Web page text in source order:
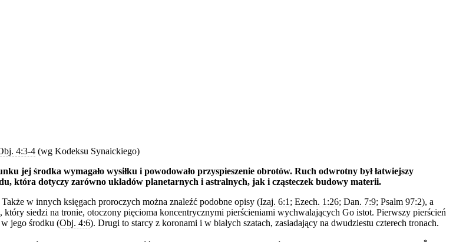
4:3‑4 (wg Kodeksu Synaickiego)
jej środka wymagało wysiłku i powodowało przyspieszenie obrotów. Ruch odwrotny był łatwiejszy
która dotyczy zarówno układów planetarnych i astralnych, jak i cząsteczek budowy materii.
w innych księgach proroczych można znaleźć podobne opisy (Izaj. 6:1 ; Ezech. 1:26; Dan. 7:9; Psalm 97:2), a
siedzi na tronie, otoczony pięcioma koncentrycznymi pierścieniami wychwalających Go istot. Pierwszy pierścień
jego środku (Obj. 4:6). Drugi to starcy z koronami i w białych szatach, zasiadający na dwudziestu czterech tronach.